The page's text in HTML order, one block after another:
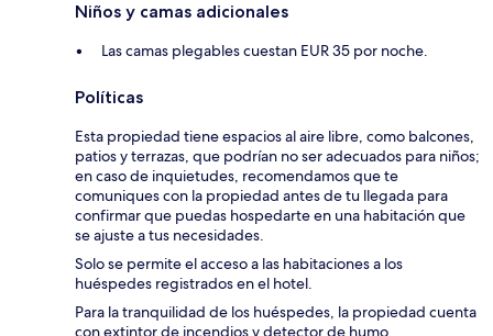
Niños y camas adicionales
Las camas plegables cuestan EUR 35 por noche.
Políticas
Esta propiedad tiene espacios al aire libre, como balcones,
patios y terrazas, que podrían no ser adecuados para niños;
en caso de inquietudes, recomendamos que te
comuniques con la propiedad antes de tu llegada para
confirmar que puedas hospedarte en una habitación que
se ajuste a tus necesidades.
Solo se permite el acceso a las habitaciones a los
huéspedes registrados en el hotel.
Para la tranquilidad de los huéspedes, la propiedad cuenta
con extintor de incendios y detector de humo.